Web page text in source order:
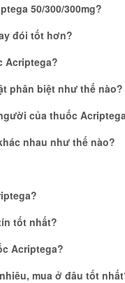
50/300/300mg?
đói tốt hơn?
Acriptega?
phân biệt như thế nào?
của thuốc
nhau như thế nào?
tốt nhất?
Acriptega?
mua ở đâu tốt